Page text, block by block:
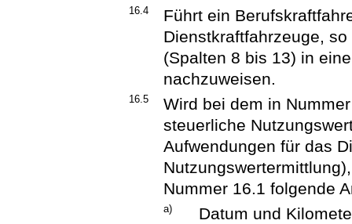
16.4
Führt ein
Dienstkraftfahrzeuge,
(Spalten 8 bis 13) in
nachzuweisen.
16.5
Wird bei dem in
steuerliche
Aufwendungen für das
Nummer 16.1 folgende
a)
Datum und